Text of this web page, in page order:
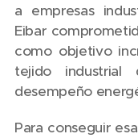
a empresas
Eibar
como objetivo
tejido industrial
desempeño
Para conseguir